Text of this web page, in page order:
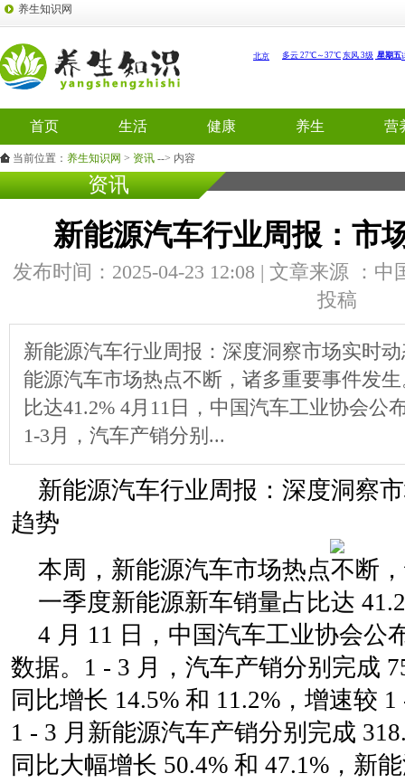
养生知识网
首页 生活 健康 养生 营
当前位置： 养生知识网 > 资讯 --> 内容
资讯
新能源汽车行业周报：市
发布时间：2025-04-23 12:08 | 文章来源 ：中
投稿
新能源汽车行业周报：深度洞察市场实时
能源汽车市场热点不断，诸多重要事件发
比达41.2% 4月11日，中国汽车工业协会公
1-3月，汽车产销分别...
新能源汽车行业周报：深度洞察
趋势
本周，新能源汽车市场热点不断
一季度新能源新车销量占比达
4 月 11 日，中国汽车工业协会公
数据。1 - 3 月，汽车产销分别完成
同比增长 14.5% 和 11.2%，增速较
1 - 3 月新能源汽车产销分别完成
同比大幅增长 50.4% 和 47.1%，新